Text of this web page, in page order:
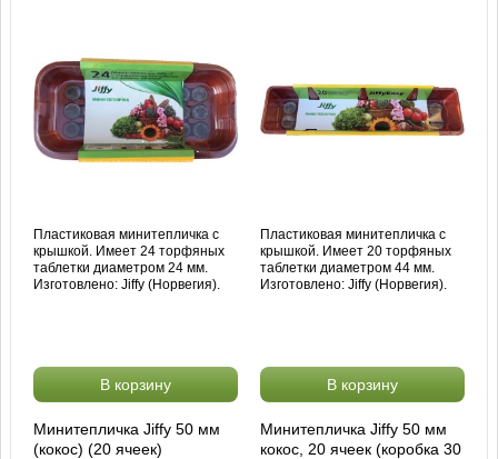
Пластиковая минитепличка с
крышкой. Имеет 24 торфяных
таблетки диаметром 24 мм.
Изготовлено: Jiffy (Норвегия).
В корзину
Пластиковая минитепличка с
крышкой. Имеет 20 торфяных
таблетки диаметром 44 мм.
Изготовлено: Jiffy (Норвегия).
В корзину
Минитепличка Jiffy 50 мм
(кокос) (20 ячеек)
Минитепличка Jiffy 50 мм
кокос, 20 ячеек (коробка 30